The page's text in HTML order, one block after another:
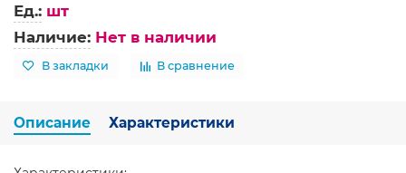
Ед.: шт
Наличие: Нет в наличии
В закладки В сравнение
Описание Характеристики